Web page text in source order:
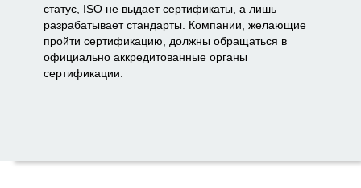
статус, ISO не выдает сертификаты, а лишь
разрабатывает стандарты. Компании, желающие
пройти сертификацию, должны обращаться в
официально аккредитованные органы
сертификации.